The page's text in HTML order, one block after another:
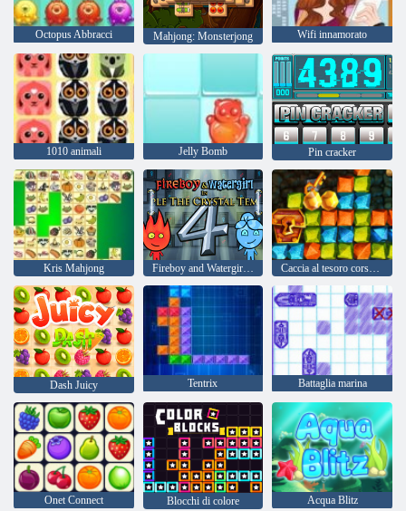
Octopus Abbracci Mahjong: Monsterjong Wifi innamorato
1010 animali Jelly Bomb Pin cracker
Kris Mahjong Fireboy and Watergirl 4: Tempio di Cristallo Caccia al tesoro corsa all'oro
Dash Juicy Tentrix Battaglia marina
Onet Connect Blocchi di colore Acqua Blitz